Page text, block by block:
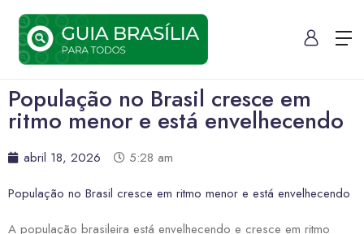
População no Brasil cresce em
ritmo menor e está envelhecendo
abril 18, 2026
5:28 am
População no Brasil cresce em ritmo menor e está envelhecendo
A população brasileira está envelhecendo e cresce em ritmo